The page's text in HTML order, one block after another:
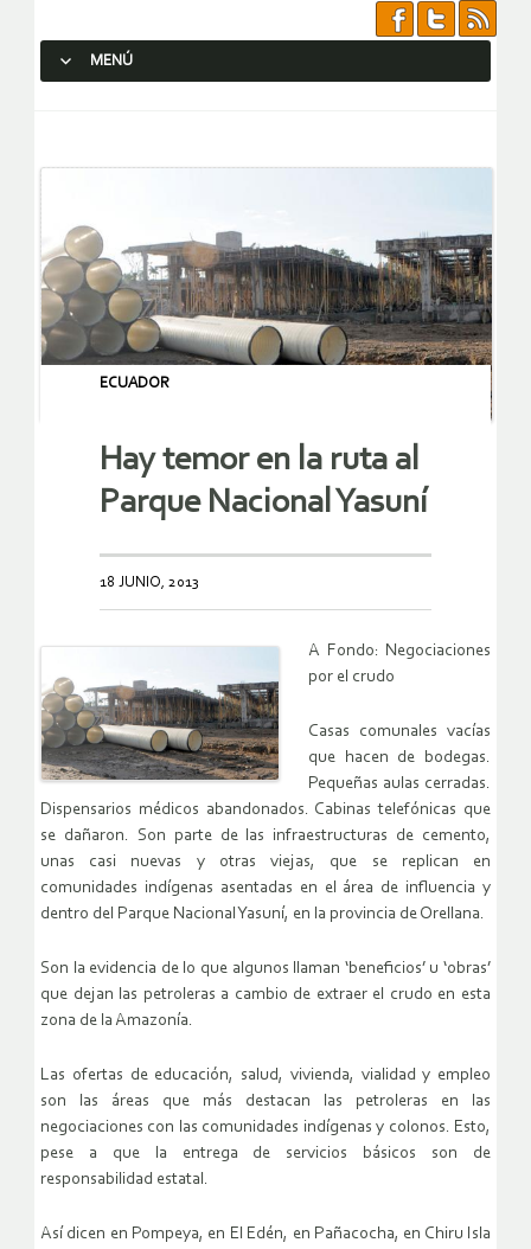
MENÚ
ECUADOR
Hay temor en la ruta al
Parque Nacional Yasuní
18 JUNIO, 2013
A Fondo: Negociaciones
por el crudo
Casas comunales vacías
que hacen de bodegas.
Pequeñas aulas cerradas.
Dispensarios médicos abandonados. Cabinas telefónicas que
se dañaron. Son parte de las infraestructuras de cemento,
unas casi nuevas y otras viejas, que se replican en
comunidades indígenas asentadas en el área de influencia y
dentro del Parque Nacional Yasuní, en la provincia de Orellana.
Son la evidencia de lo que algunos llaman ‘beneficios’ u ‘obras’
que dejan las petroleras a cambio de extraer el crudo en esta
zona de la Amazonía.
Las ofertas de educación, salud, vivienda, vialidad y empleo
son las áreas que más destacan las petroleras en las
negociaciones con las comunidades indígenas y colonos. Esto,
pese a que la entrega de servicios básicos son de
responsabilidad estatal.
Así dicen en Pompeya, en El Edén, en Pañacocha, en Chiru Isla